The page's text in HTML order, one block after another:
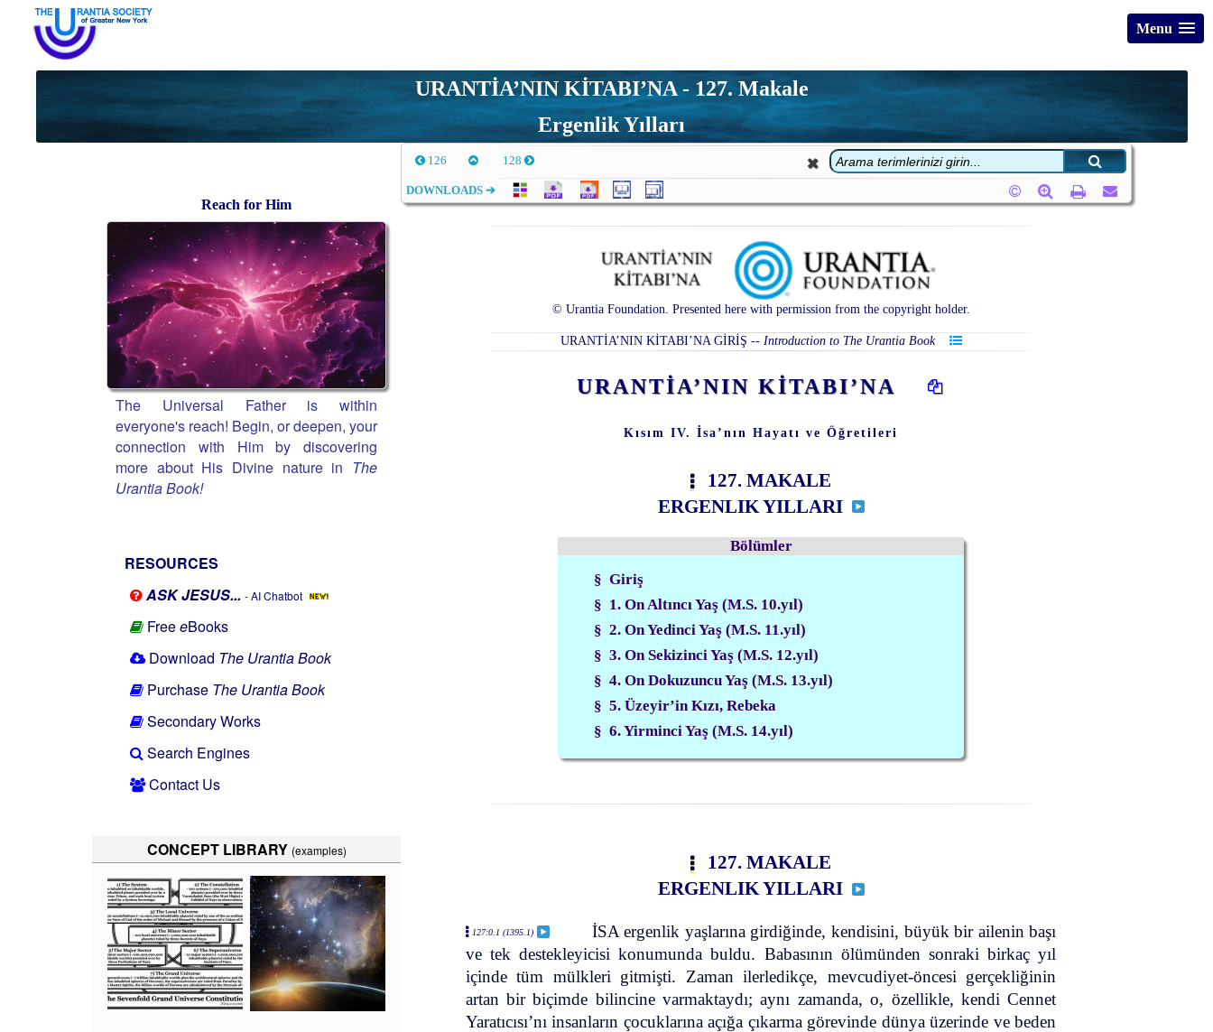
Menu
URANTİA’NIN KİTABI’NA - 127. Makale
Ergenlik Yılları
126 128
DOWNLOADS ➔
© Urantia Foundation. Presented here with permission from the copyright holder.
URANTİA’NIN KİTABI’NA GİRİŞ -- Introduction to The Urantia Book
URANTİA’NIN KİTABI’NA
Kısım IV. İsa’nın Hayatı ve Öğretileri
127. MAKALE
ERGENLIK YILLARI
Bölümler
§ Giriş
§ 1. On Altıncı Yaş (M.S. 10.yıl)
§ 2. On Yedinci Yaş (M.S. 11.yıl)
§ 3. On Sekizinci Yaş (M.S. 12.yıl)
§ 4. On Dokuzuncu Yaş (M.S. 13.yıl)
§ 5. Üzeyir’in Kızı, Rebeka
§ 6. Yirminci Yaş (M.S. 14.yıl)
127. MAKALE
ERGENLIK YILLARI
127:0.1 (1395.1)
İSA ergenlik yaşlarına girdiğinde, kendisini, büyük bir ailenin başı
ve tek destekleyicisi konumunda buldu. Babasının ölümünden sonraki birkaç yıl
içinde tüm mülkleri gitmişti. Zaman ilerledikçe, mevcudiyet-öncesi gerçekliğinin
artan bir biçimde bilincine varmaktaydı; aynı zamanda, o, özellikle, kendi Cennet
Yaratıcısı’nı insanların çocuklarına açığa çıkarma görevinde dünya üzerinde ve beden
Reach for Him
The Universal Father is within
everyone's reach! Begin, or deepen, your
connection with Him by discovering
more about His Divine nature in The
Urantia Book!
RESOURCES
ASK JESUS... - AI Chatbot
FreeeBooks
Download The Urantia Book
Purchase The Urantia Book
Secondary Works
Search Engines
Contact Us
CONCEPT LIBRARY (examples)